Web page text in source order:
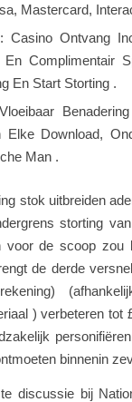
Mastercard,
Casino Ontvang
En Complimentair
En Start Storting .
Elke Download,
Man .
stok uitbreiden
storting
voor de scoop zou
de derde
) verbeteren tot
binnenin
discussie bij